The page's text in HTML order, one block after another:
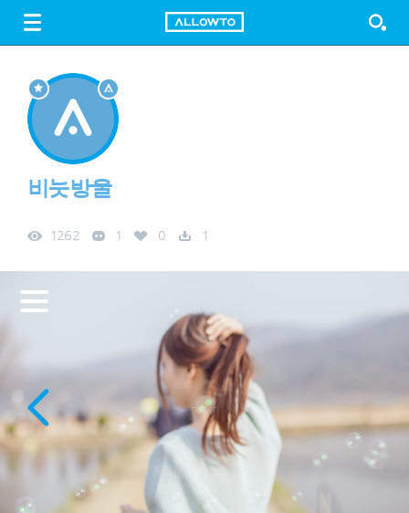
FREE DOWNLOAD
비눗방울
1262 1 0 1